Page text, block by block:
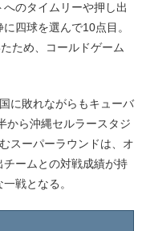
のタイムリーや押し出
四球を選んで10点目。
ため、コールドゲーム
に敗れながらもキューバ
から沖縄セルラースタジ
スーパーラウンドは、オ
ームとの対戦成績が持
戦となる。